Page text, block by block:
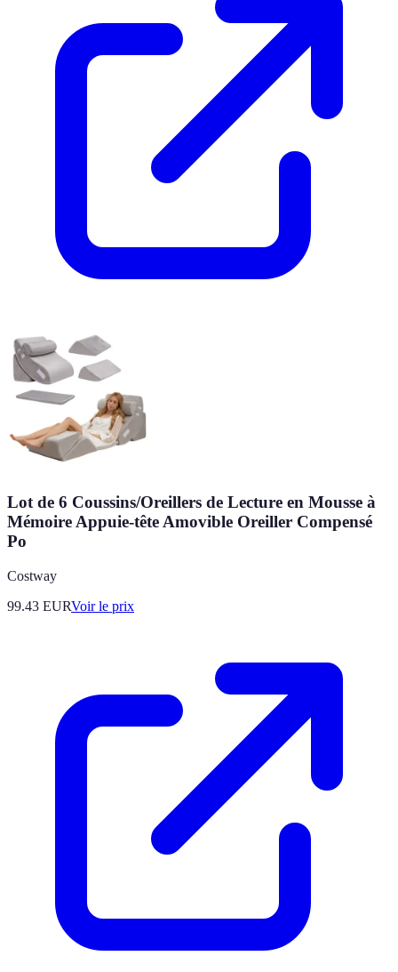
Lot de 6 Coussins/Oreillers de Lecture en Mousse à
Mémoire Appuie-tête Amovible Oreiller Compensé
Po
Costway
99.43 EURVoir le prix